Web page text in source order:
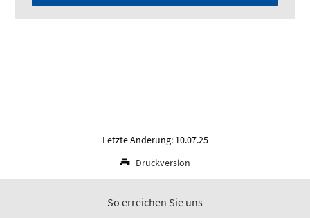
Letzte Änderung: 10.07.25
Druckversion
So erreichen Sie uns